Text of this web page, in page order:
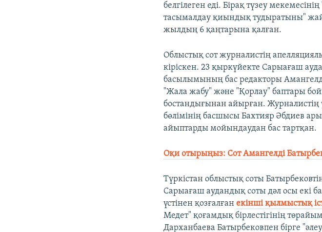
белгілеген еді. Бірақ түзеу
тасымалдау қиындық тудыратыны"
жылдың 6 қаңтарына қалған.
Облыстық сот журналистің
кіріскен. 23 қыркүйекте Сарыағаш
басылымының бас редакторы
"Жала жабу" және "Қорлау" баптары
бостандығынан айырған. Журналистің
бөлімінің басшысы Бахтияр Әбдиев
айыптарды мойындаудан бас тартқан.
Оқи отырыңыз: Сот Амангелді
Түркістан облыстық соты
Сарыағаш аудандық соты дәл осы екі
үстінен қозғалғанекінші қылмыстық
Медет" қоғамдық бірлестігінің
Дарханбаева Батырбековпен бірге